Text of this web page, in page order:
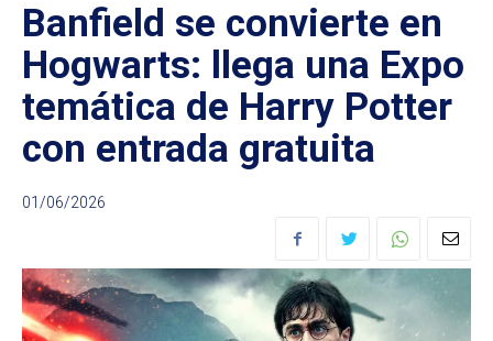
Banfield se convierte en
Hogwarts: llega una Expo
temática de Harry Potter
con entrada gratuita
01/06/2026